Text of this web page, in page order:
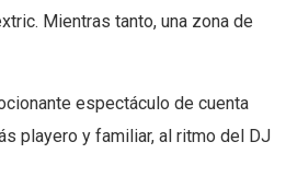
Mientras tanto, una zona de
espectáculo de cuenta
playero y familiar, al ritmo del DJ